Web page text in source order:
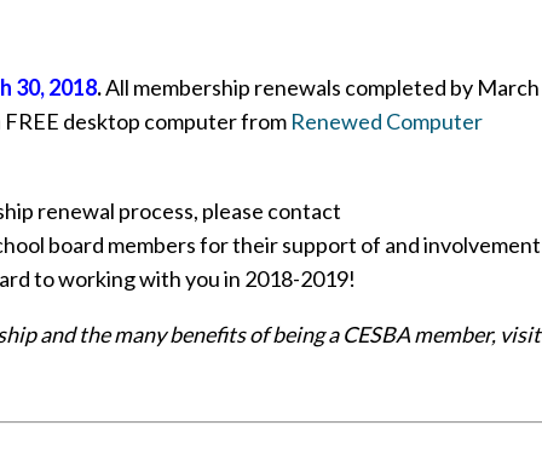
30, 2018.All membership renewals completed by March
FREE desktop computer from Renewed Computer
renewal process, please contact
board members for their support of and involvement
to working with you in 2018-2019!
and the many benefits of being a CESBA member, visit